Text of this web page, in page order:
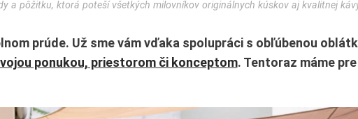
a pôžitku, ktorá poteší všetkých milovníkov originálnych kúskov aj kvalitnej
prúde. Už sme vám vďaka spolupráci s obľúbenou
ponukou, priestorom či konceptom. Tentoraz máme pre